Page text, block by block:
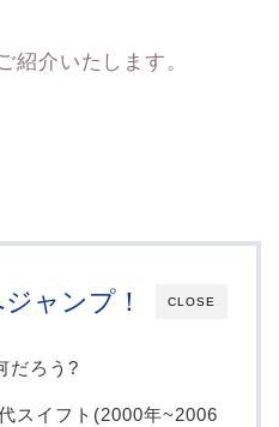
紹介いたします。
CLOSE
ャンプ！
だろう?
スイフト(2000年~2006